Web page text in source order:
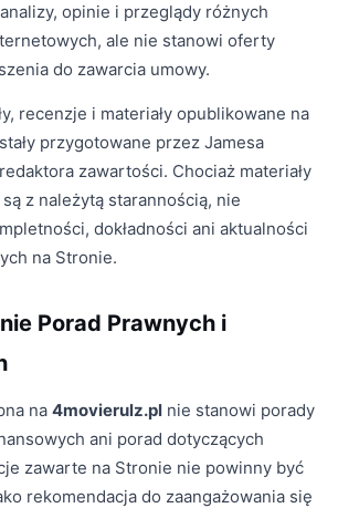
opinie i przeglądy różnych
ale nie stanowi oferty
do zawarcia umowy.
recenzje i materiały opublikowane na
przygotowane przez Jamesa
zawartości. Chociaż materiały
z należytą starannością, nie
dokładności ani aktualności
na Stronie.
Porad Prawnych i
na 4movierulz.pl nie stanowi porady
ani porad dotyczących
zawarte na Stronie nie powinny być
rekomendacja do zaangażowania się